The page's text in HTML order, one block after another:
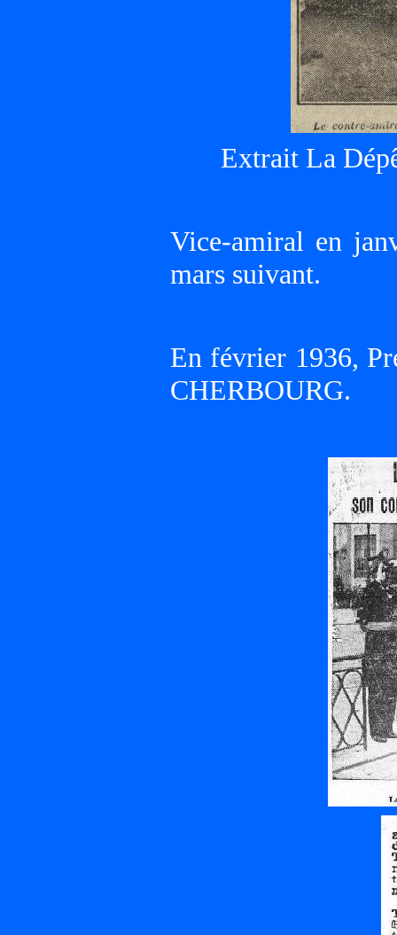
Extrait La
Vice-amiral en
mars suivant.
En février 1936,
CHERBOURG.